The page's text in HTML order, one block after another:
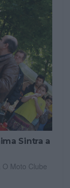
Sintra a
Moto Clube